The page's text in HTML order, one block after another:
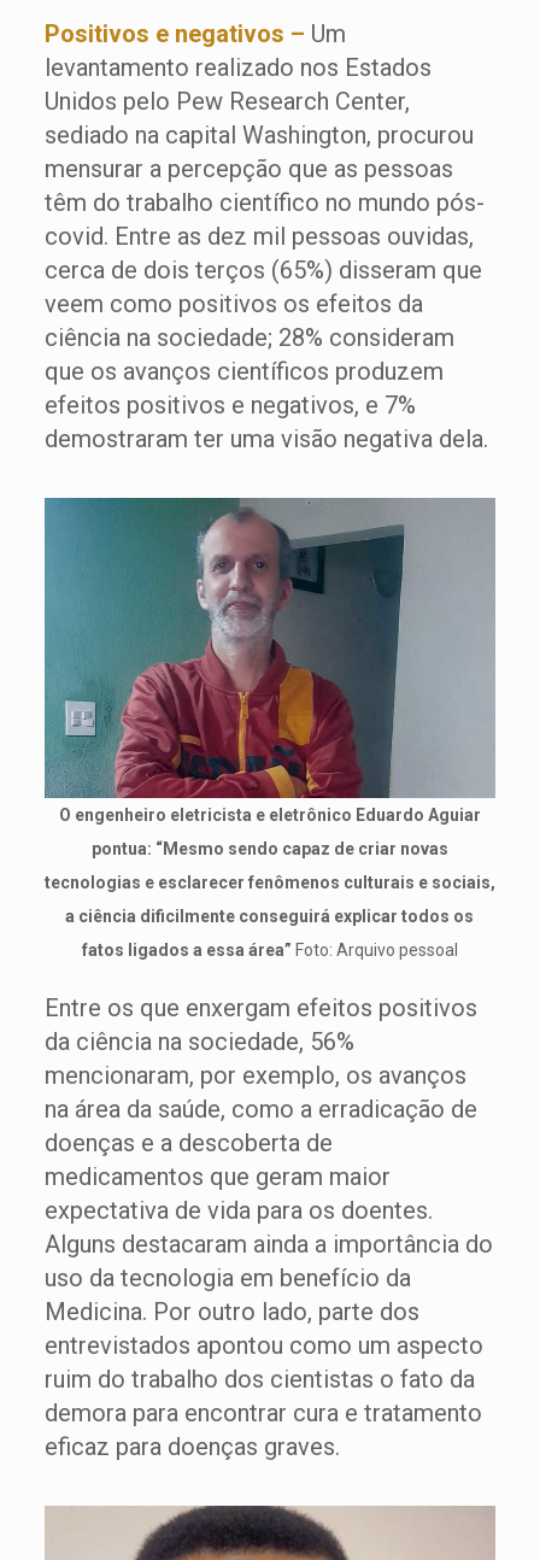
Positivos e negativos – Um
levantamento realizado nos Estados
Unidos pelo Pew Research Center,
sediado na capital Washington, procurou
mensurar a percepção que as pessoas
têm do trabalho científico no mundo pós-
covid. Entre as dez mil pessoas ouvidas,
cerca de dois terços (65%) disseram que
veem como positivos os efeitos da
ciência na sociedade; 28% consideram
que os avanços científicos produzem
efeitos positivos e negativos, e 7%
demostraram ter uma visão negativa dela.
O engenheiro eletricista e eletrônico Eduardo Aguiar
pontua: “Mesmo sendo capaz de criar novas
tecnologias e esclarecer fenômenos culturais e sociais,
a ciência dificilmente conseguirá explicar todos os
fatos ligados a essa área” Foto: Arquivo pessoal
Entre os que enxergam efeitos positivos
da ciência na sociedade, 56%
mencionaram, por exemplo, os avanços
na área da saúde, como a erradicação de
doenças e a descoberta de
medicamentos que geram maior
expectativa de vida para os doentes.
Alguns destacaram ainda a importância do
uso da tecnologia em benefício da
Medicina. Por outro lado, parte dos
entrevistados apontou como um aspecto
ruim do trabalho dos cientistas o fato da
demora para encontrar cura e tratamento
eficaz para doenças graves.